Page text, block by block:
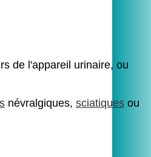
de l'appareil urinaire, ou
névralgiques, sciatiques ou